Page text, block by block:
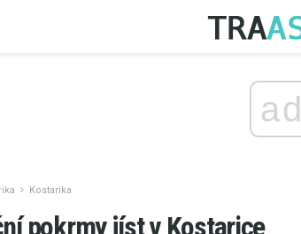
ad
Kostarika
pokrmy jíst v Kostarice